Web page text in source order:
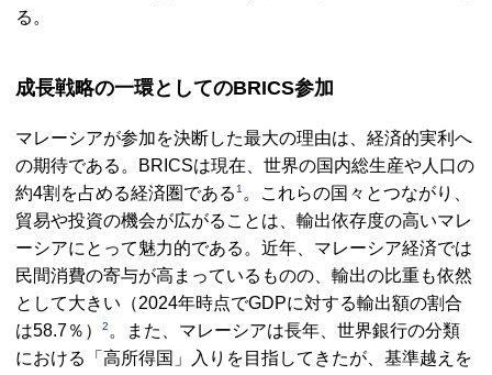
る。
成長戦略の一環としてのBRICS参加
マレーシアが参加を決断した最大の理由は、経済的実利へ
の期待である。
BRICSは現在、世界の国内総生産や人口の
約4割を占める経済圏である 1 。これらの国々とつながり、
貿易や投資の機会が広がることは、輸出依存度の高いマレ
ーシアにとって魅力的である。近年、マレーシア経済では
民間消費の寄与が高まっているものの、輸出の比重も依然
として大きい（2024年時点でGDPに対する輸出額の割合
は58.7％）
2 。また、マレーシアは長年、世界銀行の分類
における「高所得国」入りを目指してきたが、基準越えを